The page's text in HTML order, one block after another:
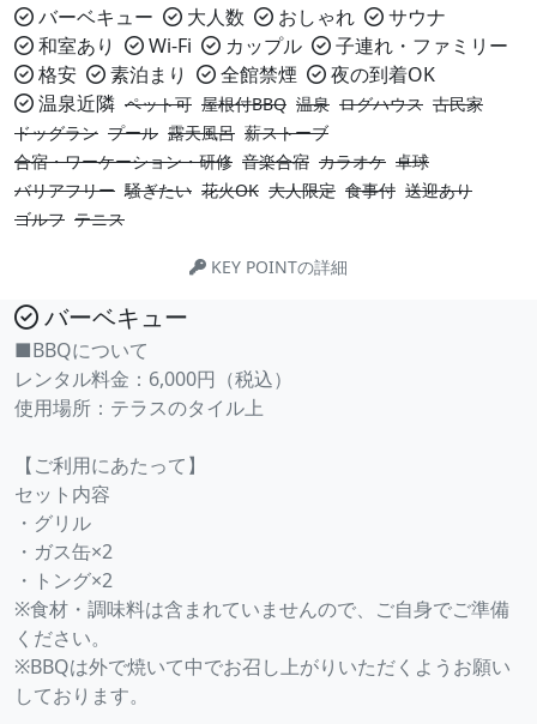
バーベキュー 大人数 おしゃれ
サウナ
和室あり
Wi-Fi カップル
子連れ・ファミリー
格安
素泊まり 全館禁煙
夜の到着OK
温泉近隣 ペット可 屋根付BBQ 温泉 ログハウス 古民家
ドッグラン プール 露天風呂 薪ストーブ
合宿・ワーケーション・研修 音楽合宿 カラオケ 卓球
バリアフリー 騒ぎたい 花火OK 大人限定 食事付 送迎あり
ゴルフ テニス
KEY POINTの詳細
バーベキュー
■BBQについて
レンタル料金：6,000円（税込）
使用場所：テラスのタイル上
【ご利用にあたって】
セット内容
・グリル
・ガス缶×2
・トング×2
※食材・調味料は含まれていませんので、ご自身でご準備
ください。
※BBQは外で焼いて中でお召し上がりいただくようお願い
しております。